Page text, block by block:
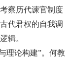
察历代谏官制度
代君权的自我调
辑。
理论构建”。何教